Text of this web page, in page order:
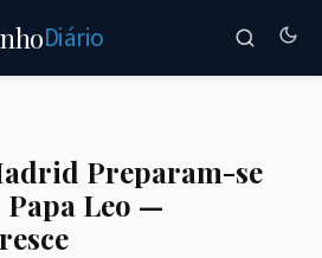
Diário
Preparam-se
Leo —